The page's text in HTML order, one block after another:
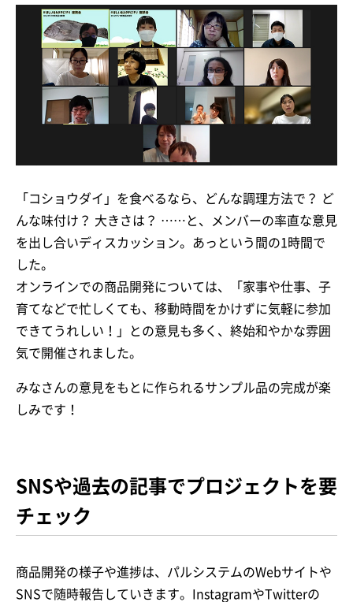
「コショウダイ」を食べるなら、どんな調理方法で？ ど
んな味付け？ 大きさは？ ……と、メンバーの率直な意見
を出し合いディスカッション。あっという間の1時間で
した。
オンラインでの商品開発については、「家事や仕事、子
育てなどで忙しくても、移動時間をかけずに気軽に参加
できてうれしい！」との意見も多く、終始和やかな雰囲
気で開催されました。
みなさんの意見をもとに作られるサンプル品の完成が楽
しみです！
SNSや過去の記事でプロジェクトを要
チェック
商品開発の様子や進捗は、パルシステムのWebサイトや
SNSで随時報告していきます。InstagramやTwitterの